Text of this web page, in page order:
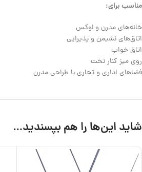
مناسب برای:
خانه‌های مدرن و لوکس
اتاق‌های نشیمن و پذیرایی
اتاق خواب
روی میز کنار تخت
فضاهای اداری و تجاری با طراحی مدرن
شاید این‌ها را هم بپسندید…